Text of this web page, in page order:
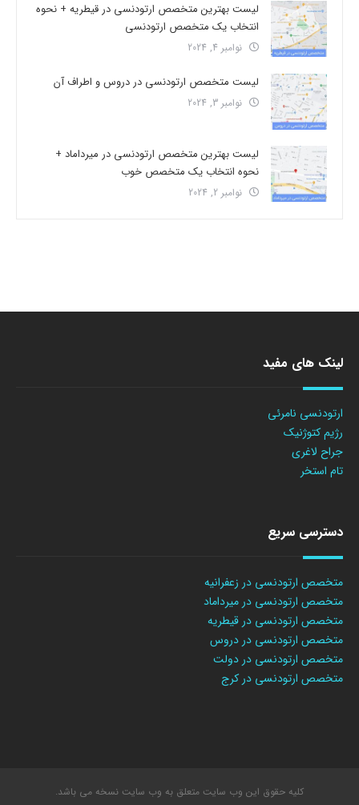
لیست بهترین متخصص ارتودنسی در قیطریه + نحوه
انتخاب یک متخصص ارتودنسی
نوامبر 4, 2024
لیست متخصص ارتودنسی در دروس و اطراف آن
نوامبر 3, 2024
لیست بهترین متخصص ارتودنسی در میرداماد +
نحوه انتخاب یک متخصص خوب
نوامبر 2, 2024
لینک های مفید
ارتودنسی نامرئی
رژیم کتوژنیک
جراح لاغری
تام استخر
دسترسی سریع
متخصص ارتودنسی در زعفرانیه
متخصص ارتودنسی در میرداماد
متخصص ارتودنسی در قیطریه
متخصص ارتودنسی در دروس
متخصص ارتودنسی در دولت
متخصص ارتودنسی در کرج
کلیه حقوق این وب سایت متعلق به وب سایت نسخه می باشد.